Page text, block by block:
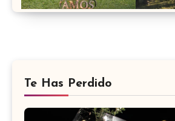
Te Has Perdido